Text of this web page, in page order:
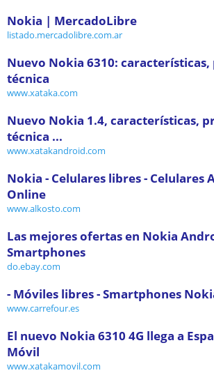
Nokia | MercadoLibre
listado.mercadolibre.com.ar
Nuevo Nokia 6310:
técnica
www.xataka.com
Nuevo Nokia 1.4, características,
técnica ...
www.xatakandroid.com
Nokia - Celulares libres - Celulares
Online
www.alkosto.com
Las mejores ofertas en Nokia
Smartphones
do.ebay.com
- Móviles libres - Smartphones
www.carrefour.es
El nuevo Nokia 6310 4G llega a
Móvil
www.xatakamovil.com